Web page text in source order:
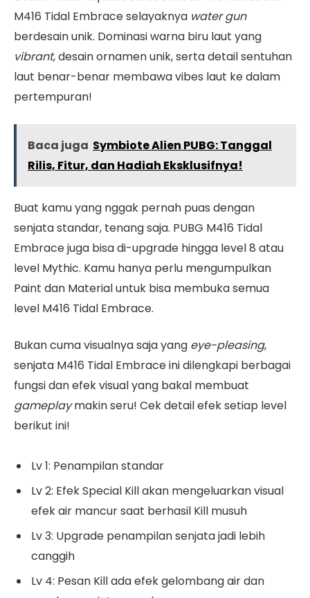
M416 Tidal Embrace selayaknya water gun
berdesain unik. Dominasi warna biru laut yang
vibrant, desain ornamen unik, serta detail sentuhan
laut benar-benar membawa vibes laut ke dalam
pertempuran!
Baca juga Symbiote Alien PUBG: Tanggal
Rilis, Fitur, dan Hadiah Eksklusifnya!
Buat kamu yang nggak pernah puas dengan
senjata standar, tenang saja. PUBG M416 Tidal
Embrace juga bisa di-upgrade hingga level 8 atau
level Mythic. Kamu hanya perlu mengumpulkan
Paint dan Material untuk bisa membuka semua
level M416 Tidal Embrace.
Bukan cuma visualnya saja yang eye-pleasing,
senjata M416 Tidal Embrace ini dilengkapi berbagai
fungsi dan efek visual yang bakal membuat
gameplaymakin seru! Cek detail efek setiap level
berikut ini!
Lv 1: Penampilan standar
Lv 2: Efek Special Kill akan mengeluarkan visual
efek air mancur saat berhasil Kill musuh
Lv 3: Upgrade penampilan senjata jadi lebih
canggih
Lv 4: Pesan Kill ada efek gelombang air dan